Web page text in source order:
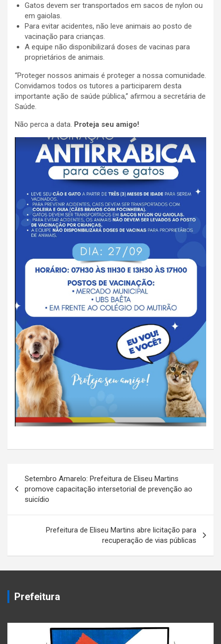
Gatos devem ser transportados em sacos de nylon ou
em gaiolas.
Para evitar acidentes, não leve animais ao posto de
vacinação para crianças.
A equipe não disponibilizará doses de vacinas para
proprietários de animais.
“Proteger nossos animais é proteger a nossa comunidade.
Convidamos todos os tutores a participarem desta
importante ação de saúde pública,” afirmou a secretária de
Saúde.
Não perca a data. Proteja seu amigo!
de
Post
Setembro Amarelo: Prefeitura de Eliseu Martins
promove capacitação intersetorial de prevenção ao
suicídio
Prefeitura de Eliseu Martins abre licitação para
recuperação de vias públicas
Prefeitura